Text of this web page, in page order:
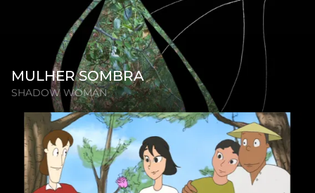
MULHER SOMBRA
SHADOW WOMAN